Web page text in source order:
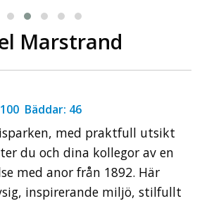
Marstrand
Bäddar: 46
med praktfull utsikt
du och dina kollegor av en
med anor från 1892. Här
inspirerande miljö, stilfullt